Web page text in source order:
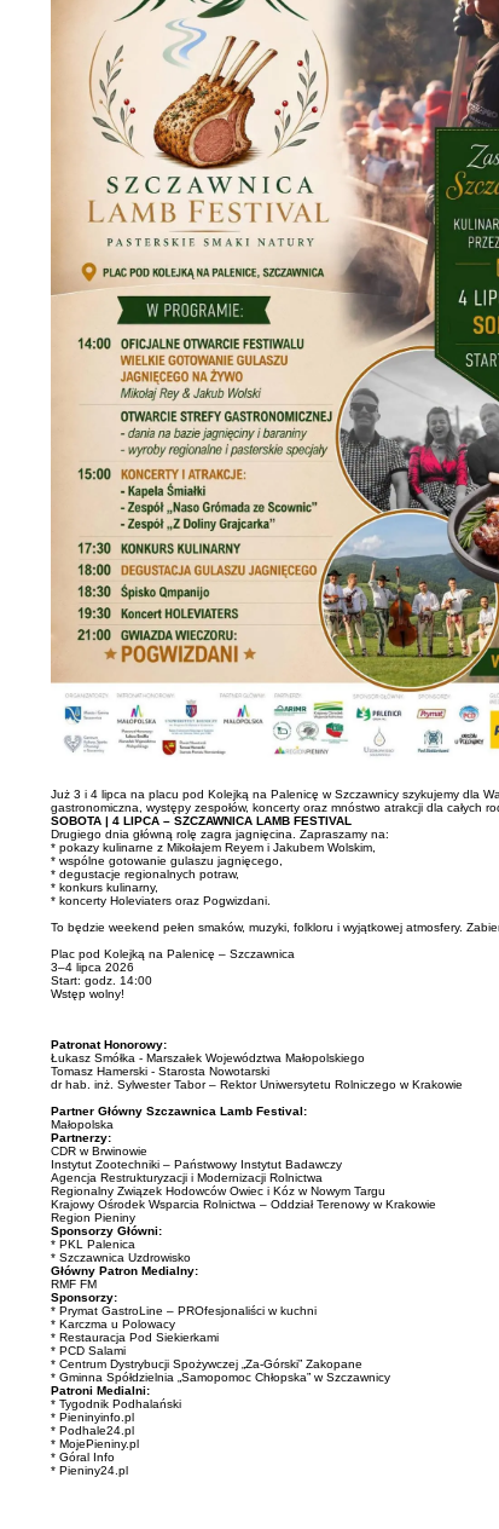
Już 3 i 4 lipca na placu pod Kolejką na Palenicę w Szczawnicy szykujemy dla
gastronomiczna, występy zespołów, koncerty oraz mnóstwo atrakcji dla całych
SOBOTA | 4 LIPCA – SZCZAWNICA LAMB FESTIVAL
Drugiego dnia główną rolę zagra jagnięcina. Zapraszamy na:
* pokazy kulinarne z Mikołajem Reyem i Jakubem Wolskim,
* wspólne gotowanie gulaszu jagnięcego,
* degustacje regionalnych potraw,
* konkurs kulinarny,
* koncerty Holeviaters oraz Pogwizdani.
To będzie weekend pełen smaków, muzyki, folkloru i wyjątkowej atmosfery.
Plac pod Kolejką na Palenicę – Szczawnica
3–4 lipca 2026
Start: godz. 14:00
Wstęp wolny!
Patronat Honorowy:
Łukasz Smółka - Marszałek Województwa Małopolskiego
Tomasz Hamerski - Starosta Nowotarski
dr hab. inż. Sylwester Tabor – Rektor Uniwersytetu Rolniczego w Krakowie
Partner Główny Szczawnica Lamb Festival:
Małopolska
Partnerzy:
CDR w Brwinowie
Instytut Zootechniki – Państwowy Instytut Badawczy
Agencja Restrukturyzacji i Modernizacji Rolnictwa
Regionalny Związek Hodowców Owiec i Kóz w Nowym Targu
Krajowy Ośrodek Wsparcia Rolnictwa – Oddział Terenowy w Krakowie
Region Pieniny
Sponsorzy Główni:
* PKL Palenica
* Szczawnica Uzdrowisko
Główny Patron Medialny:
RMF FM
Sponsorzy:
* Prymat GastroLine – PROfesjonaliści w kuchni
* Karczma u Polowacy
* Restauracja Pod Siekierkami
* PCD Salami
* Centrum Dystrybucji Spożywczej „Za-Górski” Zakopane
* Gminna Spółdzielnia „Samopomoc Chłopska” w Szczawnicy
Patroni Medialni:
* Tygodnik Podhalański
* Pieninyinfo.pl
* Podhale24.pl
* MojePieniny.pl
* Góral Info
* Pieniny24.pl